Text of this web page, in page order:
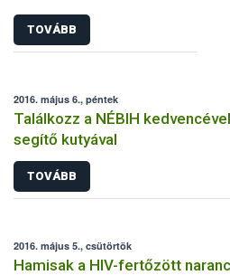
TOVÁBB
2016. május 6., péntek
Találkozz a NÉBIH
segítő kutyával
TOVÁBB
2016. május 5., csütörtök
Hamisak a HIV-fertőzött